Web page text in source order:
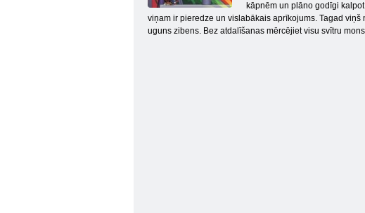
Zombiju misija 2
kāpnēm un plāno godīgi
viņam ir pieredze un vislabākais aprīkojums. Tagad
uguns zibens. Bez atdalīšanas mērcējiet visu svītru